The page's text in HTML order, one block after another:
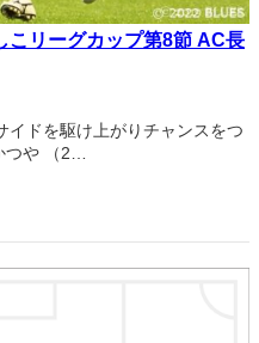
こリーグカップ第8節 AC長
イドを駆け上がりチャンスをつ
つや （2…